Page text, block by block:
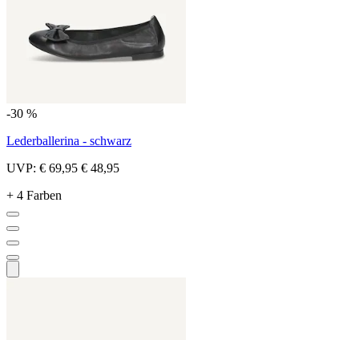
-30 %
Lederballerina - schwarz
UVP: € 69,95 € 48,95
+ 4 Farben